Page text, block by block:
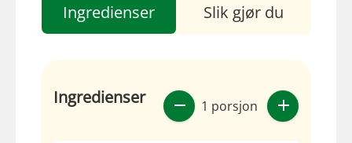
Ingredienser Slik gjør du
Ingredienser 1 porsjon